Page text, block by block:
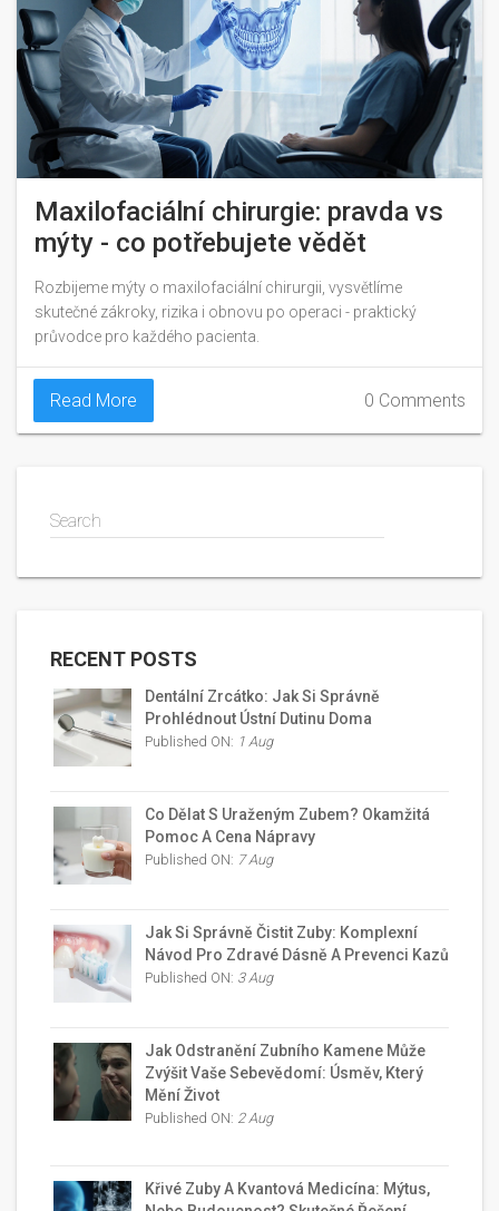
Maxilofaciální chirurgie: pravda vs
mýty - co potřebujete vědět
Rozbijeme mýty o maxilofaciální chirurgii, vysvětlíme
skutečné zákroky, rizika i obnovu po operaci - praktický
průvodce pro každého pacienta.
Read More 0 Comments
Search
RECENT POSTS
Dentální Zrcátko: Jak Si Správně
Prohlédnout Ústní Dutinu Doma
Published ON: 1 Aug
Co Dělat S Uraženým Zubem? Okamžitá
Pomoc A Cena Nápravy
Published ON: 7 Aug
Jak Si Správně Čistit Zuby: Komplexní
Návod Pro Zdravé Dásně A Prevenci Kazů
Published ON: 3 Aug
Jak Odstranění Zubního Kamene Může
Zvýšit Vaše Sebevědomí: Úsměv, Který
Mění Život
Published ON: 2 Aug
Křivé Zuby A Kvantová Medicína: Mýtus,